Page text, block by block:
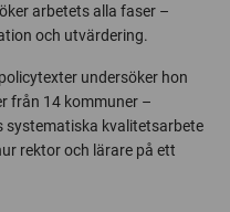
arbetets alla faser –
och utvärdering.
undersöker hon
från 14 kommuner –
systematiska kvalitetsarbete
rektor och lärare på ett